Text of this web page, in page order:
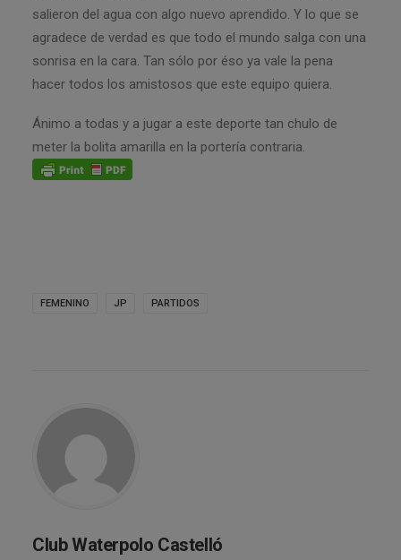
salieron del agua con algo nuevo aprendido. Y lo que se
agradece de verdad es que todo el mundo salga con una
sonrisa en la cara. Tan sólo por éso ya vale la pena
hacer todos los amistosos que este equipo quiera.
Ánimo a todas y a jugar a este deporte tan chulo de
meter la bolita amarilla en la portería contraria.
FEMENINO JP PARTIDOS
Club Waterpolo Castelló